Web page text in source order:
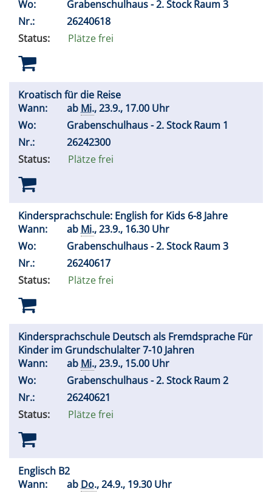
Wo:
Grabenschulhaus - 2. Stock Raum 3
Nr.:
26240618
Status:
Plätze frei
Kroatisch für die Reise
Wann:
ab Mi., 23.9., 17.00 Uhr
Wo:
Grabenschulhaus - 2. Stock Raum 1
Nr.:
26242300
Status:
Plätze frei
Kindersprachschule: English for Kids 6-8 Jahre
Wann:
ab Mi., 23.9., 16.30 Uhr
Wo:
Grabenschulhaus - 2. Stock Raum 3
Nr.:
26240617
Status:
Plätze frei
Kindersprachschule Deutsch als Fremdsprache Für
Kinder im Grundschulalter 7-10 Jahren
Wann:
ab Mi., 23.9., 15.00 Uhr
Wo:
Grabenschulhaus - 2. Stock Raum 2
Nr.:
26240621
Status:
Plätze frei
Englisch B2
Wann:
ab Do., 24.9., 19.30 Uhr